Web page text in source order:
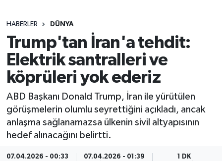
HABERLER DÜNYA
Trump'tan İran'a tehdit:
Elektrik santralleri ve
köprüleri yok ederiz
ABD Başkanı Donald Trump, İran ile yürütülen
görüşmelerin olumlu seyrettiğini açıkladı, ancak
anlaşma sağlanamazsa ülkenin sivil altyapısının
hedef alınacağını belirtti.
07.04.2026 - 00:33 07.04.2026 - 01:39 1 DK